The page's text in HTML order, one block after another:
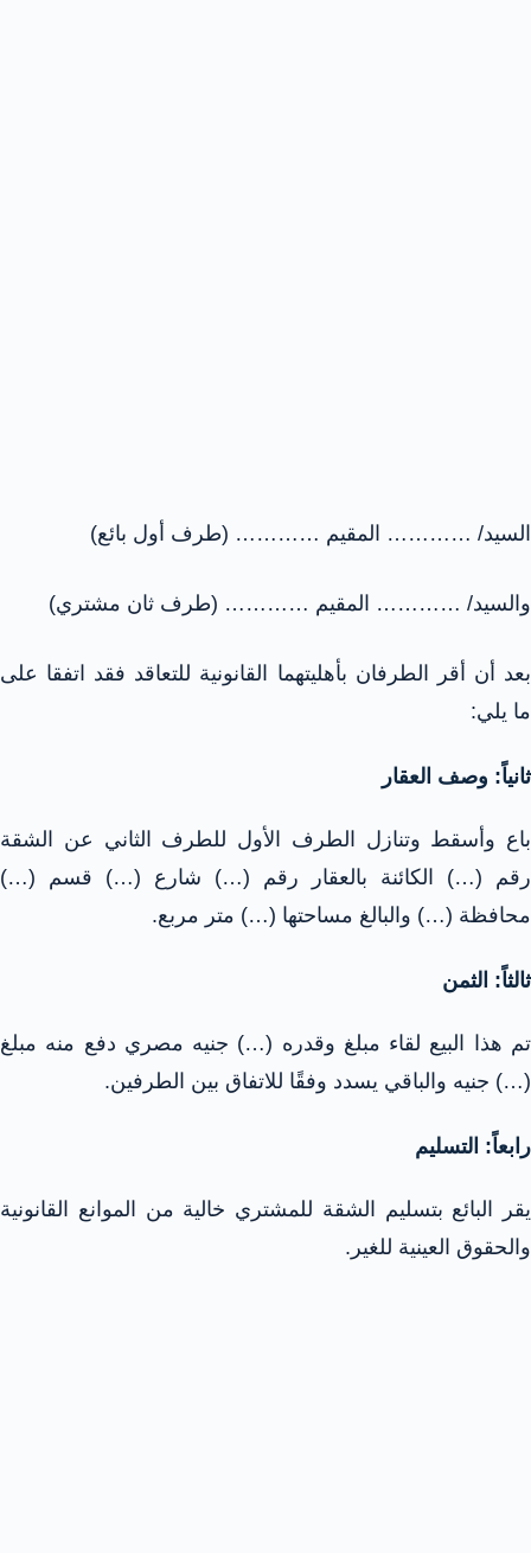
السيد/ ………… المقيم ………… (طرف أول بائع)
والسيد/ ………… المقيم ………… (طرف ثان مشتري)
بعد أن أقر الطرفان بأهليتهما القانونية للتعاقد فقد اتفقا على
ما يلي:
ثانياً: وصف العقار
باع وأسقط وتنازل الطرف الأول للطرف الثاني عن الشقة
رقم (…) الكائنة بالعقار رقم (…) شارع (…) قسم (…)
محافظة (…) والبالغ مساحتها (…) متر مربع.
ثالثاً: الثمن
تم هذا البيع لقاء مبلغ وقدره (…) جنيه مصري دفع منه مبلغ
(…) جنيه والباقي يسدد وفقًا للاتفاق بين الطرفين.
رابعاً: التسليم
يقر البائع بتسليم الشقة للمشتري خالية من الموانع القانونية
والحقوق العينية للغير.